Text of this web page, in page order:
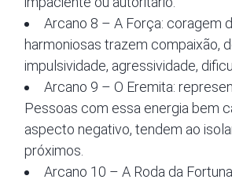
Arcano 8 – A Força: coragem
harmoniosas trazem compaixão,
impulsividade, agressividade,
Arcano 9 – O Eremita:
Pessoas com essa energia bem
aspecto negativo, tendem ao
próximos.
Arcano 10 – A Roda da